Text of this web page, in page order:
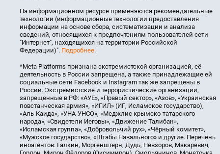
На информационном ресурсе применяются рекомендательные
технологии (информационные технологии предоставления
информации на основе сбора, систематизации и анализа
сведений, относящихся к предпочтениям пользователей сети
"Интернет", находящихся на территории Российской
Федерации)". Подробнее.
*Meta Platforms признана экстремистской организацией, её
деятельность в России запрещена, а также принадлежащие ей
социальные сети Facebook и Instagram так же запрещены в
России. Экстремистские и террористические организации,
запрещенные в РФ: «АУЕ», «Правый сектор», «Азов», «Украинская
повстанческая армия», «ИГИЛ» (ИГ, Исламское государство),
«Аль-Каида», «УНА-УНСО», «Меджлис крымско-татарского
народа», «Свидетели Иеговы», «Движение Талибан»,
«Исламская группа», «Добровольчий рух», «Чёрный комитет»,
«Мужское государство», «Штабы Навального» и другие. Перечень
иноагентов: Галкин, Моргенштерн, Дудь, Невзоров, Макаревич,